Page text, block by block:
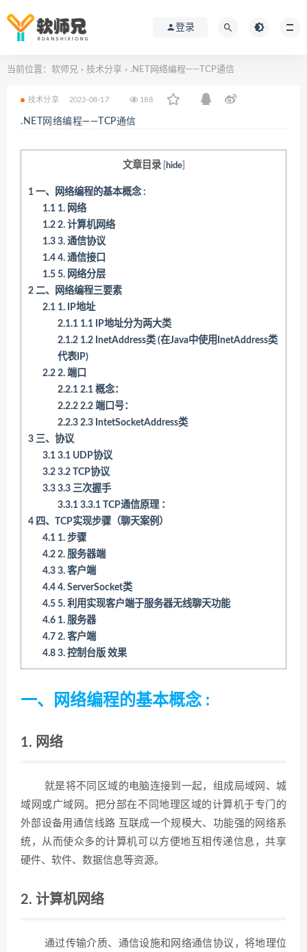
登录
当前位置： 软师兄 > 技术分享 > .NET网络编程——TCP通信
技术分享 2023-08-17 188
.NET网络编程——TCP通信
文章目录 hide]
1 一、网络编程的基本概念 :
1.1 1. 网络
1.2 2. 计算机网络
1.3 3. 通信协议
1.4 4. 通信接口
1.5 5. 网络分层
2 二、网络编程三要素
2.1 1. IP地址
2.1.11.1 IP地址分为两大类
2.1.21.2 InetAddress类 (在Java中使用InetAddress类
代表IP)
2.2 2. 端口
2.2.12.1 概念：
2.2.22.2 端口号：
2.2.32.3 IntetSocketAddress类
3 三、协议
3.1 3.1 UDP协议
3.2 3.2 TCP协议
3.3 3.3 三次握手
3.3.13.3.1 TCP通信原理 ：
4 四、TCP实现步骤（聊天案例）
4.1 1. 步骤
4.2 2. 服务器端
4.3 3. 客户端
4.4 4. ServerSocket类
4.5 5. 利用实现客户端于服务器无线聊天功能
4.6 1. 服务器
4.7 2. 客户端
4.8 3. 控制台版 效果
一、网络编程的基本概念 :
1. 网络
就是将不同区域的电脑连接到一起，组成局域网、城
域网或广域网。把分部在不同地理区域的计算机于专门的
外部设备用通信线路 互联成一个规模大、功能强的网络系
统，从而使众多的计算机可以方便地互相传递信息，共享
硬件、软件、数据信息等资源。
2. 计算机网络
通过传输介质、通信设施和网络通信协议，将地理位